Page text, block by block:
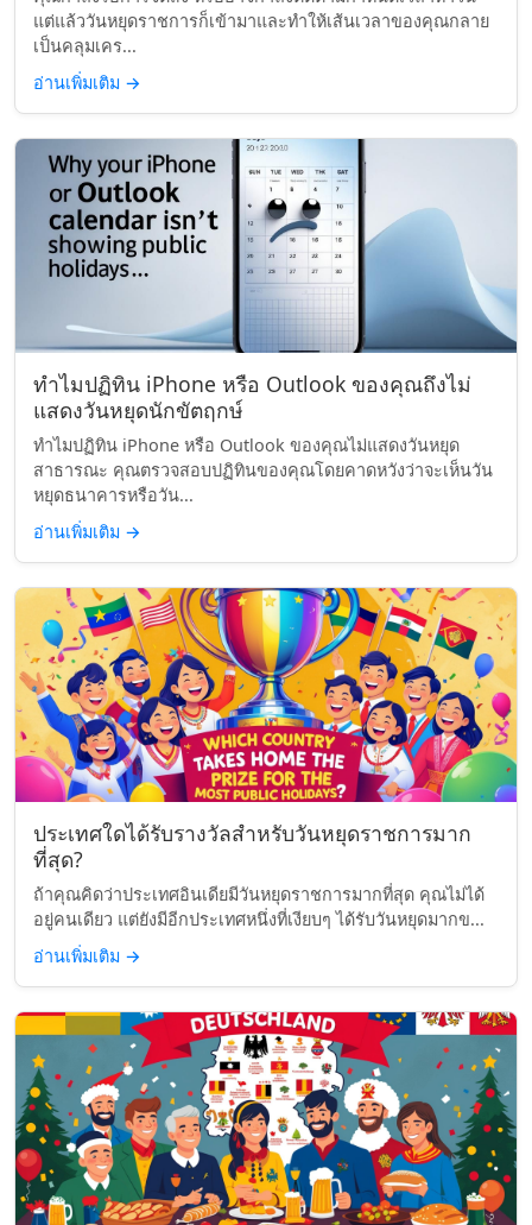
แต่แล้ววันหยุดราชการก็เข้ามาและทำให้เส้นเวลาของคุณกลาย
เป็นคลุมเคร...
อ่านเพิ่มเติม →
ทำไมปฏิทิน iPhone หรือ Outlook ของคุณถึงไม่
แสดงวันหยุดนักขัตฤกษ์
ทำไมปฏิทิน iPhone หรือ Outlook ของคุณไม่แสดงวันหยุด
สาธารณะ คุณตรวจสอบปฏิทินของคุณโดยคาดหวังว่าจะเห็นวัน
หยุดธนาคารหรือวัน...
อ่านเพิ่มเติม →
ประเทศใดได้รับรางวัลสำหรับวันหยุดราชการมาก
ที่สุด?
ถ้าคุณคิดว่าประเทศอินเดียมีวันหยุดราชการมากที่สุด คุณไม่ได้
อยู่คนเดียว แต่ยังมีอีกประเทศหนึ่งที่เงียบๆ ได้รับวันหยุดมากข...
อ่านเพิ่มเติม →